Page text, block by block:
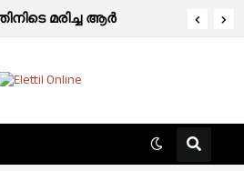
മരിച്ച ആർ
നൽകാതെ